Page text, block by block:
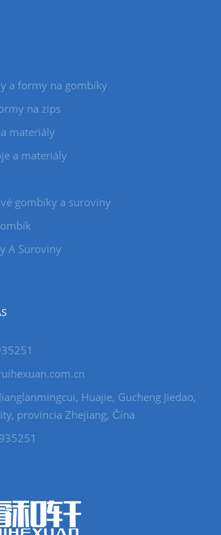
a formy na gombíky
na zips
materiály
a materiály
gombíky a suroviny
A Suroviny
Huajie, Gucheng Jiedao,
provincia Zhejiang, Čína